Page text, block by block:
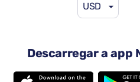
USD
Descarregar a app
Transmissão automática
5 lugares